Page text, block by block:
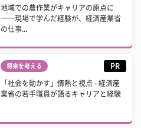
地域での農作業がキャリアの原点に
──現場で学んだ経験が、経済産業省
の仕事...
将来を考える PR
「社会を動かす」情熱と視点 - 経済産
業省の若手職員が語るキャリアと経験